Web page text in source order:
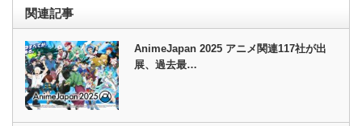
関連記事
AnimeJapan 2025 アニメ関連117社が出
展、過去最…